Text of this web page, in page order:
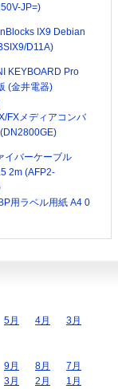
JP=)
IX9 Debian
D11A)
KEYBOARD Pro
(金井電器)
FXメディアコンバ
イバーケーブル
2m (AFP2-
用ラベル用紙 A4 0
5月 4月
3月
9月 8月
7月
3月 2月
1月